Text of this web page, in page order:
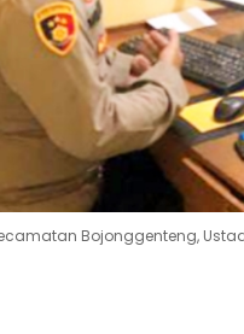
Bojonggenteng,